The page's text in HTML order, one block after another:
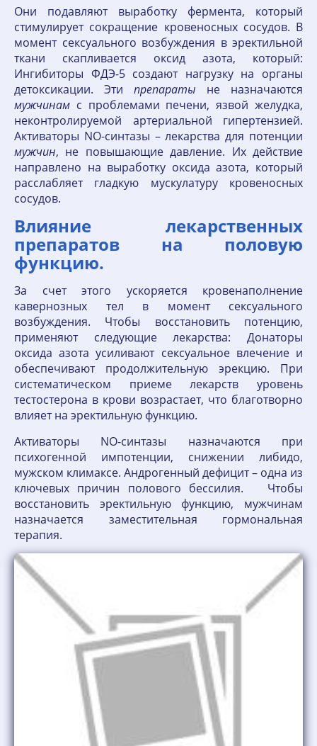
Они подавляют выработку фермента, который
стимулирует сокращение кровеносных сосудов. В
момент сексуального возбуждения в эректильной
ткани скапливается оксид азота, который:
Ингибиторы ФДЭ-5 создают нагрузку на органы
детоксикации. Эти препараты не назначаются
мужчинам с проблемами печени, язвой желудка,
неконтролируемой артериальной гипертензией.
Активаторы NO-синтазы – лекарства для потенции
мужчин, не повышающие давление. Их действие
направлено на выработку оксида азота, который
расслабляет гладкую мускулатуру кровеносных
сосудов.
Влияние лекарственных
препаратов на половую
функцию.
За счет этого ускоряется кровенаполнение
кавернозных тел в момент сексуального
возбуждения. Чтобы восстановить потенцию,
применяют следующие лекарства: Донаторы
оксида азота усиливают сексуальное влечение и
обеспечивают продолжительную эрекцию. При
систематическом приеме лекарств уровень
тестостерона в крови возрастает, что благотворно
влияет на эректильную функцию.
Активаторы NO-синтазы назначаются при
психогенной импотенции, снижении либидо,
мужском климаксе. Андрогенный дефицит – одна из
ключевых причин полового бессилия. Чтобы
восстановить эректильную функцию, мужчинам
назначается заместительная гормональная
терапия.